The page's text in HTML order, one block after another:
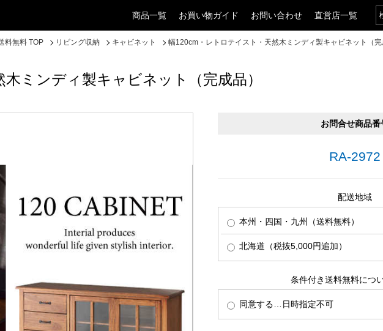
商品一覧 お買い物ガイド お問い合わせ 直営店一覧
料無料 TOP リビング収納 キャビネット 幅120cm・レトロテイスト・天然木ミンディ製キャビネット（完
ミンディ製キャビネット（完成品）
お問合せ商品番
RA-2972
配送地域
本州・四国・九州（送料無料）
北海道（税抜5,000円追加）
条件付き送料無料につ
同意する…日時指定不可